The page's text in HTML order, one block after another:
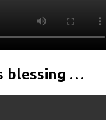
blessing …